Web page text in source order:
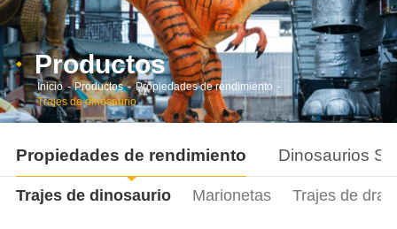
Productos
Inicio - Productos - Propiedades de rendimiento -
Trajes de dinosaurio
Propiedades de rendimiento Dinosaurios
Trajes de dinosaurio Marionetas Trajes de